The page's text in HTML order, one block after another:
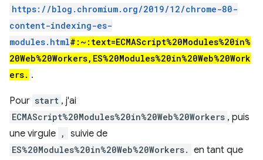
https://blog.chromium.org/2019/12/chrome-80-
content-indexing-es-
modules.html#:~:text=ECMAScript%20Modules%20in%
20Web%20Workers,ES%20Modules%20in%20Web%20Work
ers. .
Pour start , j'ai
ECMAScript%20Modules%20in%20Web%20Workers , puis
une virgule , suivie de
ES%20Modules%20in%20Web%20Workers. en tant que